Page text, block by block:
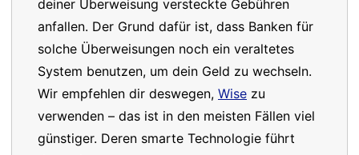
deiner Überweisung versteckte Gebühren
anfallen. Der Grund dafür ist, dass Banken für
solche Überweisungen noch ein veraltetes
System benutzen, um dein Geld zu wechseln.
Wir empfehlen dir deswegen, Wise zu
verwenden – das ist in den meisten Fällen viel
günstiger. Deren smarte Technologie führt